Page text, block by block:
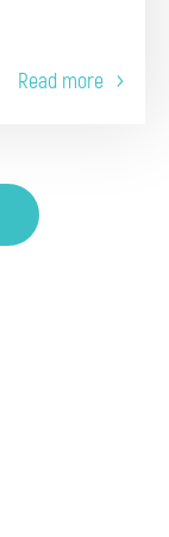
Read more